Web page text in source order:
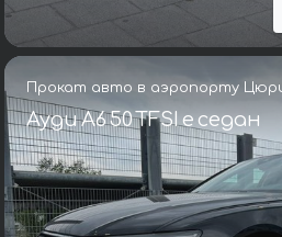
Прокат авто в аэропорту
Ауди A6 50 TFSI e седан